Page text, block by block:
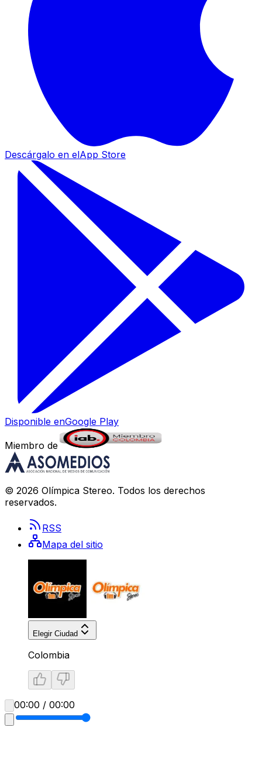
Descárgalo en elApp Store
Disponible enGoogle Play
Miembro de
© 2026 Olímpica Stereo. Todos los derechos
reservados.
RSS
Mapa del sitio
Elegir Ciudad
Colombia
00:00 / 00:00